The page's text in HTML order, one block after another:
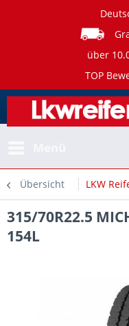
über
TOP
Übersicht LKW
315/70R22.5
154L